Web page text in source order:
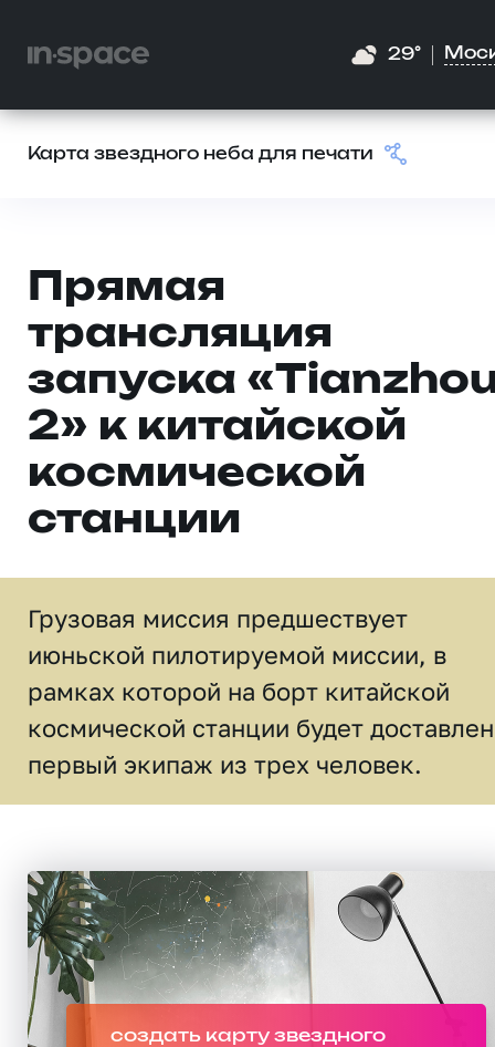
29°
Карта звездного неба для печати
Прямая
трансляция
запуска
2» к китайской
космической
станции
Грузовая миссия предшествует
июньской пилотируемой миссии, в
рамках которой на борт китайской
космической станции будет доставлен
первый экипаж из трех человек.
создать карту звездного